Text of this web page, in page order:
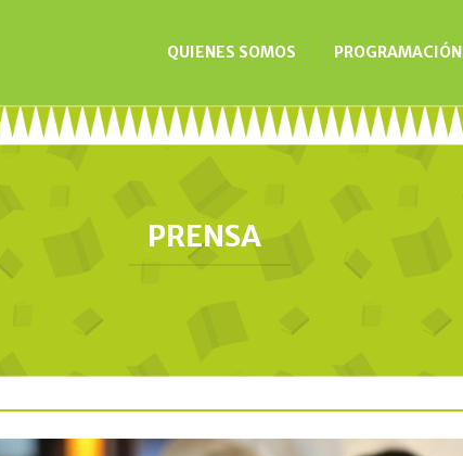
QUIENES SOMOS PROGRAMACIÓN
PRENSA